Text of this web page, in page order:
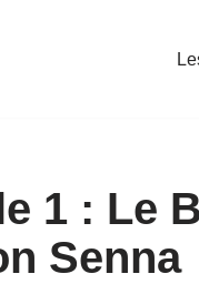
1 : Le
Senna